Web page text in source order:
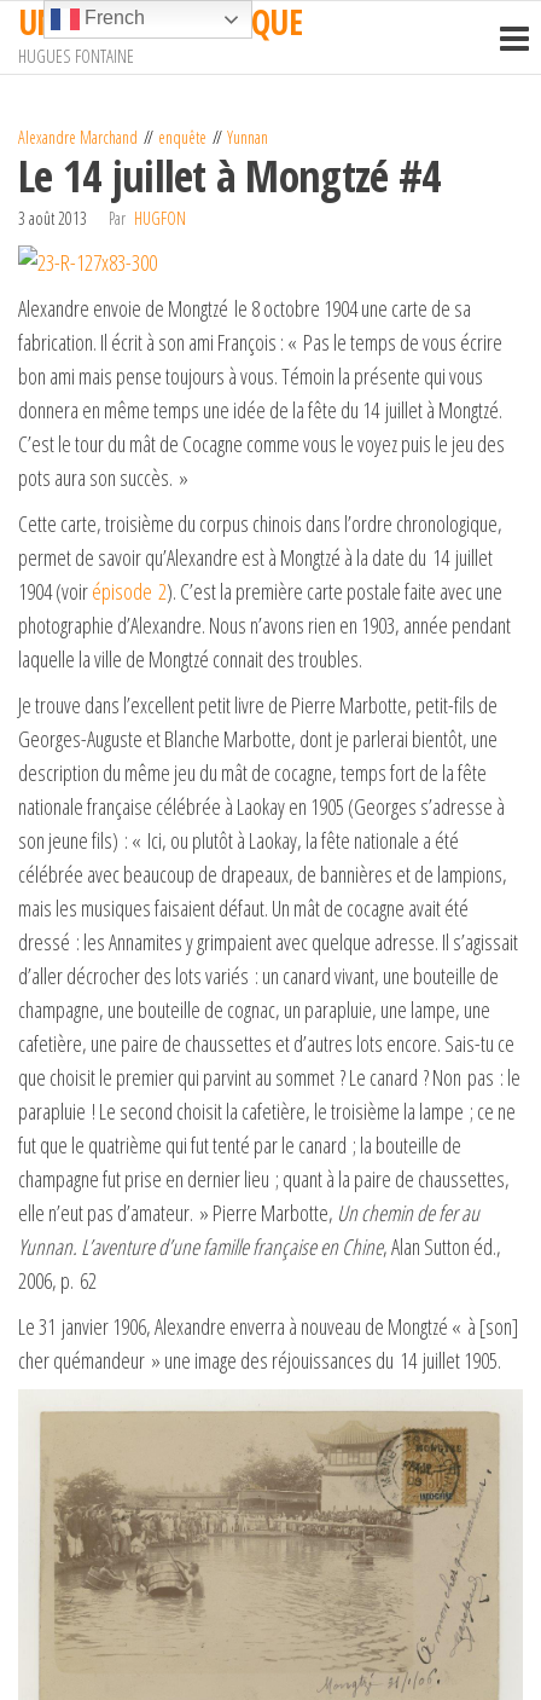
Passer
contenu
UN TRAIN EN AFRIQUE
HUGUES FONTAINE
Alexandre Marchand enquête Yunnan
Le 14 juillet à Mongtzé #4
3 août 2013 Par HUGFON
Alexandre envoie de Mongtzé le 8 octobre 1904 une carte de sa
fabrication. Il écrit à son ami François : « Pas le temps de vous écrire
bon ami mais pense toujours à vous. Témoin la présente qui vous
donnera en même temps une idée de la fête du 14 juillet à Mongtzé.
C’est le tour du mât de Cocagne comme vous le voyez puis le jeu des
pots aura son succès. »
Cette carte, troisième du corpus chinois dans l’ordre chronologique,
permet de savoir qu’Alexandre est à Mongtzé à la date du 14 juillet
1904 (voirépisode 2). C’est la première carte postale faite avec une
photographie d’Alexandre. Nous n’avons rien en 1903, année pendant
laquelle la ville de Mongtzé connait des troubles.
Je trouve dans l’excellent petit livre de Pierre Marbotte, petit-fils de
Georges-Auguste et Blanche Marbotte, dont je parlerai bientôt, une
description du même jeu du mât de cocagne, temps fort de la fête
nationale française célébrée à Laokay en 1905 (Georges s’adresse à
son jeune fils) : « Ici, ou plutôt à Laokay, la fête nationale a été
célébrée avec beaucoup de drapeaux, de bannières et de lampions,
mais les musiques faisaient défaut. Un mât de cocagne avait été
dressé : les Annamites y grimpaient avec quelque adresse. Il s’agissait
d’aller décrocher des lots variés : un canard vivant, une bouteille de
champagne, une bouteille de cognac, un parapluie, une lampe, une
cafetière, une paire de chaussettes et d’autres lots encore. Sais-tu ce
que choisit le premier qui parvint au sommet ? Le canard ? Non pas : le
parapluie ! Le second choisit la cafetière, le troisième la lampe ; ce ne
fut que le quatrième qui fut tenté par le canard ; la bouteille de
champagne fut prise en dernier lieu ; quant à la paire de chaussettes,
elle n’eut pas d’amateur. » Pierre Marbotte, Un chemin de fer au
Yunnan. L’aventure d’une famille française en Chine, Alan Sutton éd.,
2006, p. 62
Le 31 janvier 1906, Alexandre enverra à nouveau de Mongtzé « à [son]
cher quémandeur » une image des réjouissances du 14 juillet 1905.
French